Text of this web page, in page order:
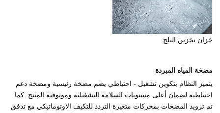
خزان تخزين الثلج
مضخة المياه المبردة
يتميز النظام بتكوين تشغيل - احتياطي يضم مضخة رئيسية ومضخة دعم
احتياطية لضمان أعلى مستويات السلامة التشغيلية وموثوقية المنتج. كما
تم تزويد المضخات بمحركات متغيرة التردد للتكيف الاوتوماتيكي مع تدفق